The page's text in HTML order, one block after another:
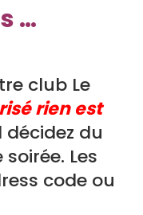
…
club Le
rien est
décidez du
Les
code ou